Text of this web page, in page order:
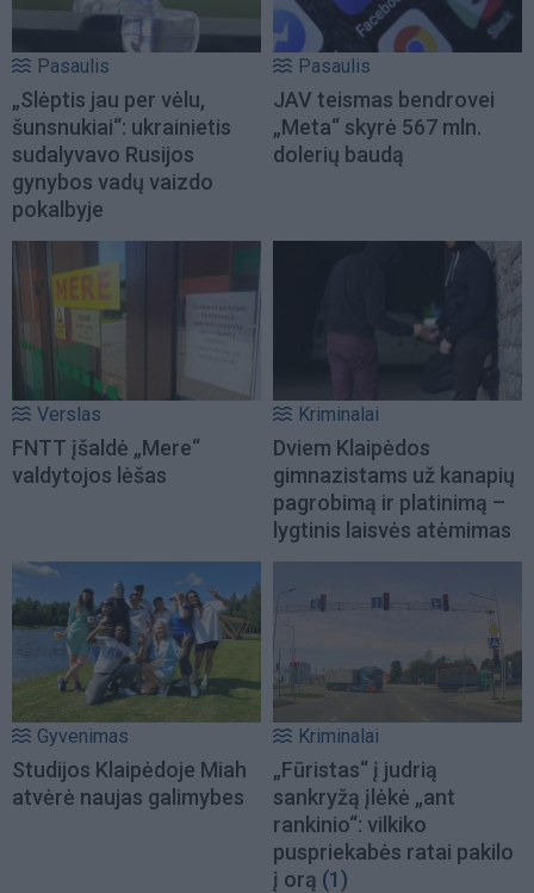
Pasaulis
„Slėptis jau per vėlu,
šunsnukiai“: ukrainietis
sudalyvavo Rusijos
gynybos vadų vaizdo
pokalbyje
Pasaulis
JAV teismas bendrovei
„Meta“ skyrė 567 mln.
dolerių baudą
Verslas
FNTT įšaldė „Mere“
valdytojos lėšas
Kriminalai
Dviem Klaipėdos
gimnazistams už kanapių
pagrobimą ir platinimą –
lygtinis laisvės atėmimas
Gyvenimas
Studijos Klaipėdoje Miah
atvėrė naujas galimybes
Kriminalai
„Fūristas“ į judrią
sankryžą įlėkė „ant
rankinio“: vilkiko
puspriekabės ratai pakilo
į orą (1)